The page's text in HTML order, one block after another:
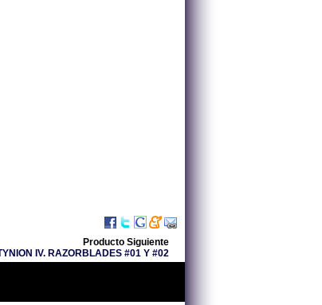
Producto Siguiente
IV. RAZORBLADES #01 Y #02